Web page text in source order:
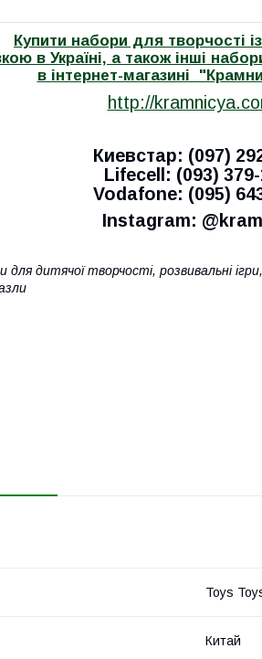
Купити набори для творчості
в Україні, а також інші
в інтернет-магазині
http://
Киевстар: (097)
Lifecell: (093)
Vodafone: (095)
Instagram:
для дитячої творчості, розвивальні
Toys
Китай